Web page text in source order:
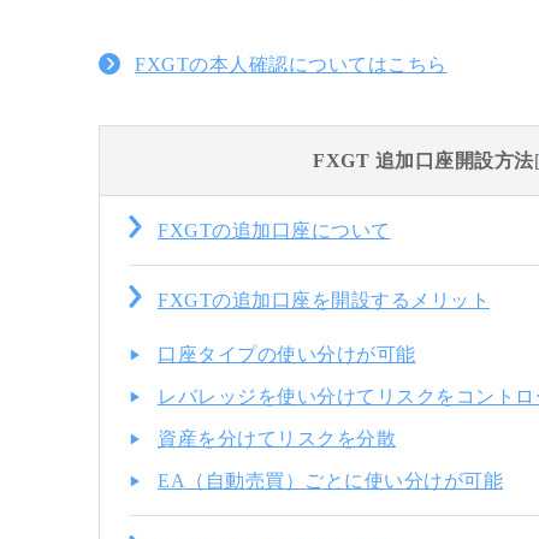
FXGTの本人確認についてはこちら
FXGT 追加口座開設方法[
FXGTの追加口座について
FXGTの追加口座を開設するメリット
口座タイプの使い分けが可能
レバレッジを使い分けてリスクをコントロ
資産を分けてリスクを分散
EA（自動売買）ごとに使い分けが可能